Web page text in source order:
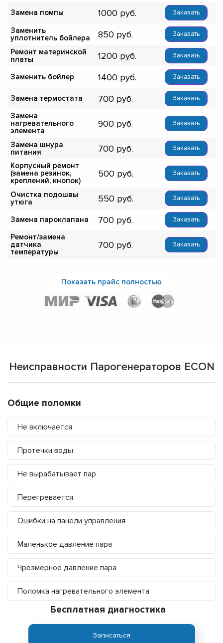
Замена помпы 1000 Заказать
Заменить
уплотнитель бойлера
850 Заказать
Ремонт материнской
платы
1200 Заказать
Заменить бойлер 1400 Заказать
Замена термостата 700 Заказать
Замена
нагревательного
элемента
900 Заказать
Замена шнура
питания
700 Заказать
Корпусный ремонт
(замена резинок,
креплений, кнопок)
500 Заказать
Очистка подошвы
утюга
550 Заказать
Замена пароклапана 700 Заказать
Ремонт/замена
датчика
температуры
700 Заказать
Показать прайс полностью
Неисправности Парогенераторов ECON
Общие поломки
Не включается
Протечки воды
Не вырабатывает пар
Перегревается
Ошибки на панели управления
Маленькое давление пара
Чрезмерное давление пара
Поломка нагревательного элемента
Бесплатная диагностика
Записаться